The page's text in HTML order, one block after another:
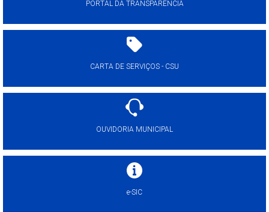
PORTAL DA TRANSPARÊNCIA
CARTA DE SERVIÇOS - CSU
OUVIDORIA MUNICIPAL
e-SIC